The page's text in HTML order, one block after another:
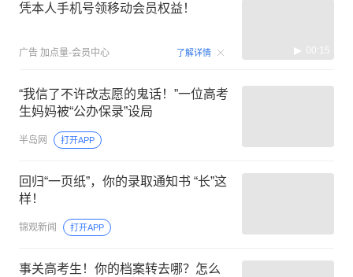
凭本人手机号领移动会员权益！
广告 加点量-会员中心 了解详情 00:15
“我信了不许改志愿的鬼话！”一位高考
生妈妈被“公办保录”设局
半岛网 打开APP
回归“一页纸”，你的录取通知书 “长”这
样！
锦观新闻 打开APP
事关高考生！你的档案转去哪？怎么